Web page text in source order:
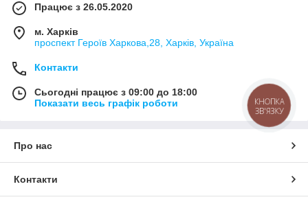
Працює з 26.05.2020
м. Харків
проспект Героїв Харкова,28, Харків, Україна
Контакти
Сьогодні працює з 09:00 до 18:00
Показати весь графік роботи
Про нас
Контакти
КНОПКА
ЗВ'ЯЗКУ